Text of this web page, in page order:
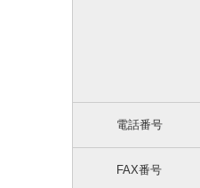
電話番号
FAX番号